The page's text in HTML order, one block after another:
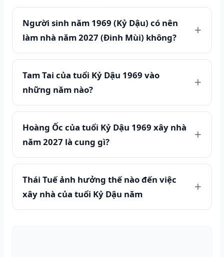
Người sinh năm 1969 (Kỷ Dậu) có nên
làm nhà năm 2027 (Đinh Mùi) không?
Tam Tai của tuổi Kỷ Dậu 1969 vào
những năm nào?
Hoàng Ốc của tuổi Kỷ Dậu 1969 xây nhà
năm 2027 là cung gì?
Thái Tuế ảnh hưởng thế nào đến việc
xây nhà của tuổi Kỷ Dậu năm